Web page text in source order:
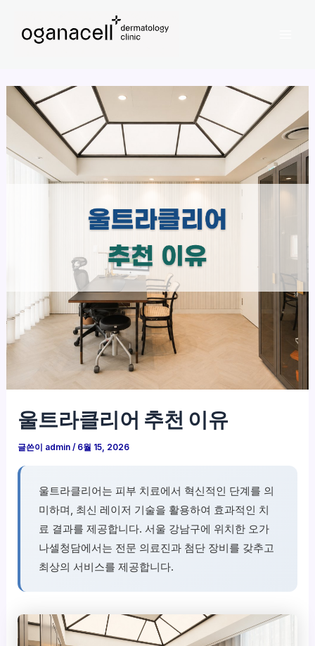
건
뛰
울트라클리어 추천 이유
글쓴이 admin/ 6월 15, 2026
울트라클리어는 피부 치료에서 혁신적인 단계를 의
미하며, 최신 레이저 기술을 활용하여 효과적인 치
료 결과를 제공합니다. 서울 강남구에 위치한 오가
나셀청담에서는 전문 의료진과 첨단 장비를 갖추고
최상의 서비스를 제공합니다.